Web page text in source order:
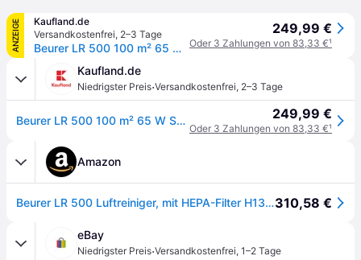
ANZEIGE
Kaufland.de
Versandkostenfrei, 2–3 Tage
Beurer LR 500 100 m² 65 W Schwarz, Weiß
249,99 €
Oder 3 Zahlungen von 83,33 €¹
Kaufland.de
Niedrigster Preis·Versandkostenfrei, 2–3 Tage
Beurer LR 500 100 m² 65 W Schwarz, Weiß 249,99 €
Oder 3 Zahlungen von 83,33 €¹
Amazon
Beurer LR 500 Luftreiniger, mit HEPA-Filter H13, App-Steuerung über WLAN, filtert diverse Bakterien und Viren, mit Timer und Nachtmodus, für Räume bis 106m², Weiß, 21 x 35 x 62 cm310,58 €
eBay
Niedrigster Preis·Versandkostenfrei, 1–2 Tage